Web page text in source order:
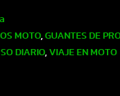
MOTO, GUANTES DE
DIARIO, VIAJE EN MOTO